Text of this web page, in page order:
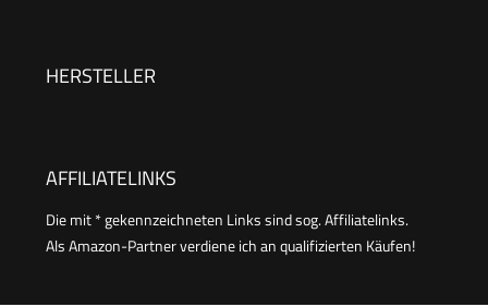
Studentenapartment, Schwarz - INKLUSIVE
HERSTELLER
AFFILIATELINKS
Die mit * gekennzeichneten Links sind sog. Affiliatelinks.
Als Amazon-Partner verdiene ich an qualifizierten Käufen!